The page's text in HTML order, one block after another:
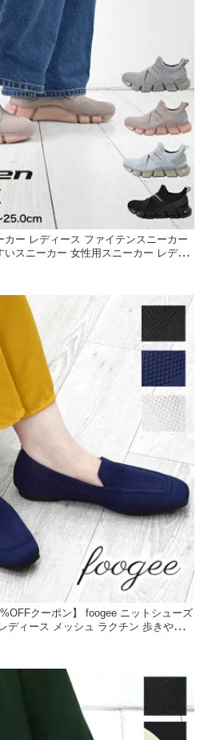
カー レディース ファイテンスニーカー
いスニーカー 女性用スニーカー レディ
きやすい 歩きやすい カジュアル 女性用
動靴 ウォーキング METAX[FOO-JFC-
クーポン】 foogee ニットシューズ
ディース メッシュ ラクチン 歩きやすい